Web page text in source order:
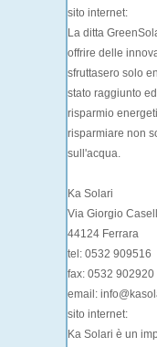
sito internet:
La ditta
offrire delle
sfruttasero solo
stato raggiunto
risparmio
risparmiare non
sull'acqua.
Ka Solari
Via Giorgio
44124 Ferrara
tel: 0532 909516
fax: 0532 902920
email:
sito internet:
Ka Solari è un